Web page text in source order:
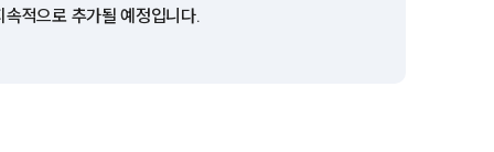
적으로 추가될 예정입니다.